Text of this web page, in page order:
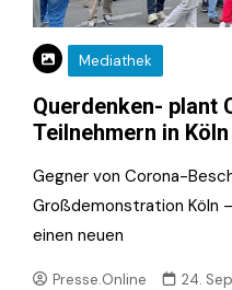
Mediathek
Querdenken- plant
Teilnehmern in Köln
Gegner von Corona-
Großdemonstration Köln
einen neuen
Presse.Online 24.